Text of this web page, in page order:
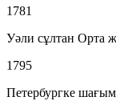
1781
Уәли сұлтан Орта
1795
Петербургке